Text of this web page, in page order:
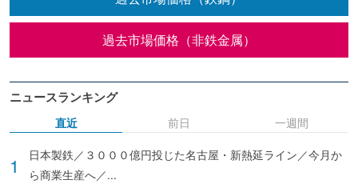
過去市場価格（非鉄金属）
ニュースランキング
直近
日本製鉄／３０００億円投じた名古屋・新熱延ライン／今月か
ら商業生産へ／...
前日 一週間